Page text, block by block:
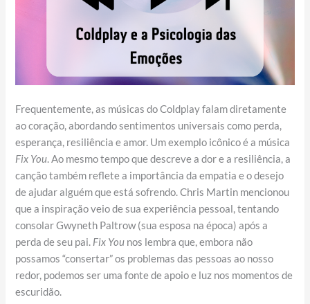
Frequentemente, as músicas do Coldplay falam diretamente
ao coração, abordando sentimentos universais como perda,
esperança, resiliência e amor. Um exemplo icônico é a música
Fix You. Ao mesmo tempo que descreve a dor e a resiliência, a
canção também reflete a importância da empatia e o desejo
de ajudar alguém que está sofrendo. Chris Martin mencionou
que a inspiração veio de sua experiência pessoal, tentando
consolar Gwyneth Paltrow (sua esposa na época) após a
perda de seu pai. Fix You nos lembra que, embora não
possamos “consertar” os problemas das pessoas ao nosso
redor, podemos ser uma fonte de apoio e luz nos momentos de
escuridão.